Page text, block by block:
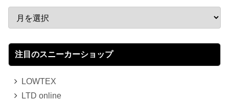
注目のスニーカーショップ
LOWTEX
LTD online